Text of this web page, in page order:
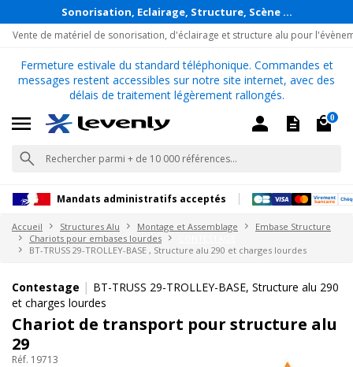
Sonorisation, Eclairage, Structure, Scène ...
Vente de matériel de sonorisation, d'éclairage et structure alu pour
Fermeture estivale du standard téléphonique. Commandes et
messages restent accessibles sur notre site internet, avec des
délais de traitement légèrement rallongés.
0
Mandats administratifs acceptés
Accueil Structures Alu Montage et Assemblage
Embase Structure
Chariots pour embases lourdes
BT-TRUSS 29-TROLLEY-BASE , Structure alu 290 et charges lourdes
Contestage | BT-TRUSS 29-TROLLEY-BASE, Structure alu 290
et charges lourdes
Chariot de transport pour structure alu
29
Réf. 19713